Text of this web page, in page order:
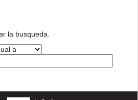
la busqueda.